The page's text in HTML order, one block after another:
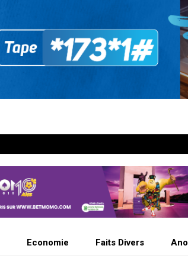
Economie Faits Divers